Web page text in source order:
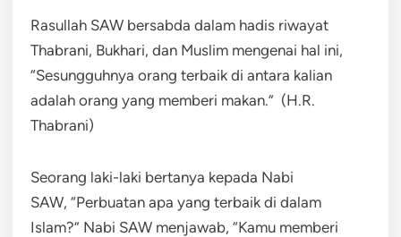
Rasullah SAW bersabda dalam hadis riwayat
Thabrani, Bukhari, dan Muslim mengenai hal ini,
“Sesungguhnya orang terbaik di antara kalian
adalah orang yang memberi makan.” (H.R.
Thabrani)
Seorang laki-laki bertanya kepada Nabi
SAW, “Perbuatan apa yang terbaik di dalam
Islam?” Nabi SAW menjawab, “Kamu memberi